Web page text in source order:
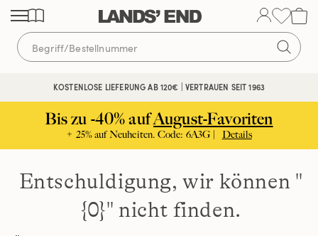
Direkt
zum
Inhalt
Direkt
zur
Navigation
Direkt
zur
Suche
KOSTENLOSE LIEFERUNG AB 120€ | VERTRAUEN SEIT 1963
Bis zu -40% aufAugust-Favoriten
+ 25% auf Neuheiten. Code: 6A3G | Details
Entschuldigung, wir können "
{0}" nicht finden.